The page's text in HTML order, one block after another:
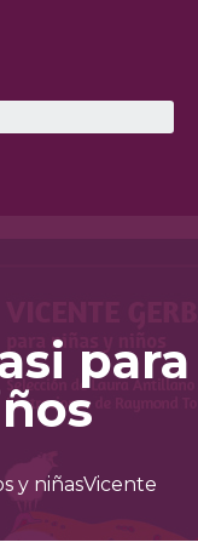
para
y niñasVicente